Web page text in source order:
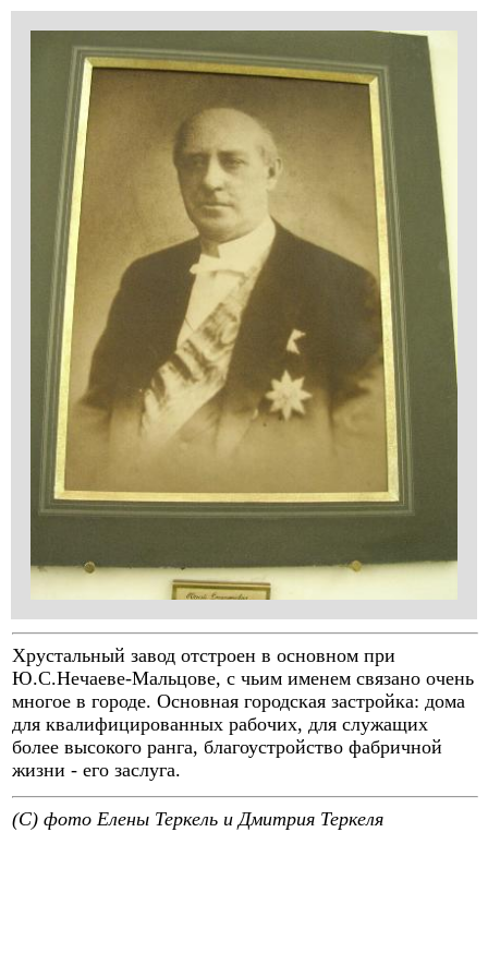
Хрустальный завод отстроен в основном при
Ю.С.Нечаеве-Мальцове, с чьим именем связано очень
многое в городе. Основная городская застройка: дома
для квалифицированных рабочих, для служащих
более высокого ранга, благоустройство фабричной
жизни - его заслуга.
(C) фото Елены Теркель и Дмитрия Теркеля